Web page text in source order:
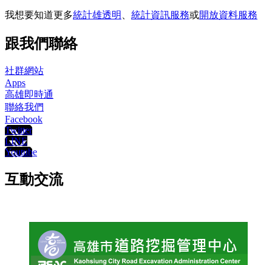
我想要知道更多統計雄透明 統計資訊服務或開放資料服務
跟我們聯絡
社群網站
Apps
高雄即時通
聯絡我們
Facebook
Twitter
LINE
Youtube
互動交流